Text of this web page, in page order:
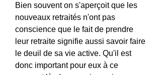
Bien souvent on s'aperçoit que les
nouveaux retraités n'ont pas
conscience que le fait de prendre
leur retraite signifie aussi savoir faire
le deuil de sa vie active. Qu'il est
donc important pour eux à ce